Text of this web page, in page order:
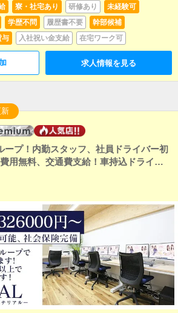
寮・社宅あり 研修あり
未経験可
学歴不問 履歴書不要
幹部候補
与 入社祝い金支給 在宅ワーク可
求人情報を見る
ープ！内勤スタッフ、社員ドライバー初
用無料、交通費支給！車持込ドライバ
全額日払いです！東京ヘブンネットデリ
勤務地も繫華街ではありませんので落
環境です！平均年齢は内勤スタッフ・
半～30代前半、車持ち込みドライバー40
イバー含めて20名ぐらいで運営してい
営していますので安心してご応募下さ